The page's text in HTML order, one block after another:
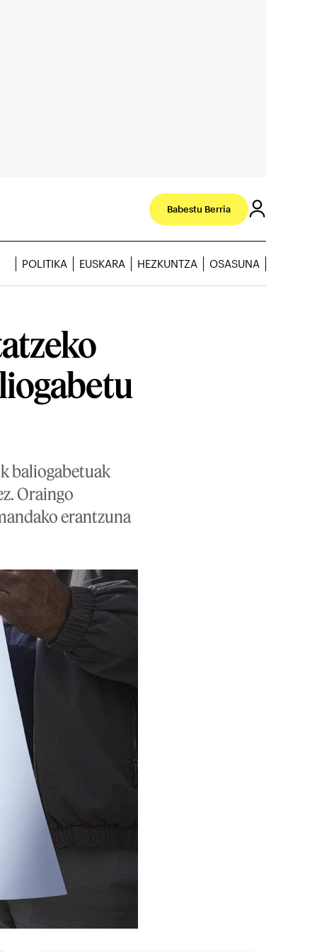
Babestu Berria
POLITIKA EUSKARA HEZKUNTZA OSASUNA
baliogabetuak
Oraingo
erantzuna